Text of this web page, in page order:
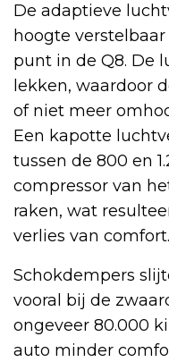
De adaptieve
hoogte
punt in de Q8. De
lekken, waardoor
of niet meer
Een kapotte
tussen de 800 en
compressor van
raken, wat
verlies van comfort.
Schokdempers
vooral bij de
ongeveer 80.000
auto minder